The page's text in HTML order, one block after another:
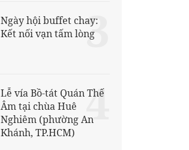
Ngày hội buffet chay:
Kết nối vạn tấm lòng
3
Lễ vía Bồ-tát Quán Thế
Âm tại chùa Huê
Nghiêm (phường An
Khánh, TP.HCM)
4